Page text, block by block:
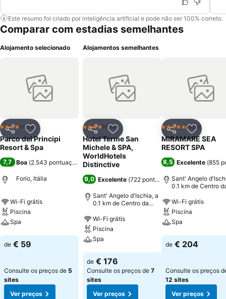
Este resumo foi criado por inteligência artificial e pode não ser 100% correto.
Comparar com estadias semelhantes
Alojamento selecionado
PartilharAdicionar aos favoritos
4 EstrelasHotel
Parco dei Principi
Resort & Spa
7,7 Boa (2.543 pontuações )
Forio, Itália
Wi-Fi grátis
Piscina
Spa
Ver preços
de € 59
Consulte os preços de 5
sites
Ver preços
Alojamentos semelhantes
PartilharAdicionar aos favoritos
4 EstrelasHotel
Hotel Terme San
Michele & SPA,
WorldHotels
Distinctive
9,0 Excelente (722 pontuações)
Sant' Angelo d'Ischia, a
0.1 km de Centro da
Wi-Fi grátis
Piscina
Spa
Ver preços
de € 176
Consulte os preços de 7
sites
Ver preços
Partilhar
5 EstrelasHotel
MIRAMARE SEA
RESORT SPA
8,5 Excelente (855
Sant' Angelo
0.1 km de Centro
Wi-Fi grátis
Piscina
Spa
Ver preços
de € 204
Consulte os preços
12 sites
Ver preços